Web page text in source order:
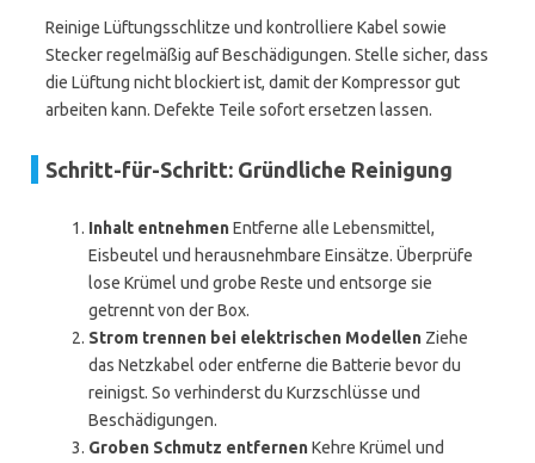
Reinige Lüftungsschlitze und kontrolliere Kabel sowie
Stecker regelmäßig auf Beschädigungen. Stelle sicher, dass
die Lüftung nicht blockiert ist, damit der Kompressor gut
arbeiten kann. Defekte Teile sofort ersetzen lassen.
Schritt-für-Schritt: Gründliche Reinigung
Inhalt entnehmenEntferne alle Lebensmittel,
Eisbeutel und herausnehmbare Einsätze. Überprüfe
lose Krümel und grobe Reste und entsorge sie
getrennt von der Box.
Strom trennen bei elektrischen Modellen Ziehe
das Netzkabel oder entferne die Batterie bevor du
reinigst. So verhinderst du Kurzschlüsse und
Beschädigungen.
Groben Schmutz entfernenKehre Krümel und